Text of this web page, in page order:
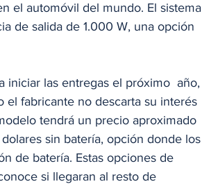
el automóvil del mundo. El sistema
de salida de 1.000 W, una opción
iniciar las entregas el próximo  año,
el fabricante no descarta su interés
tendrá un precio aproximado
dolares sin batería, opción donde los
de batería. Estas opciones de
si llegaran al resto de